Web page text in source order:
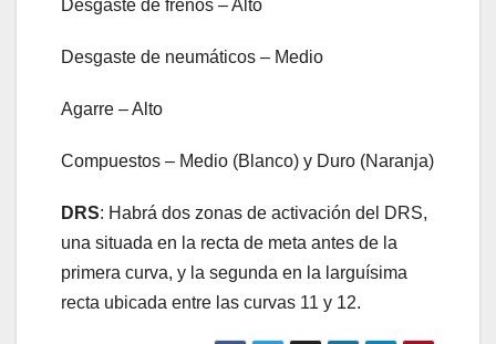
Desgaste de frenos – Alto
Desgaste de neumáticos – Medio
Agarre – Alto
Compuestos – Medio (Blanco) y Duro (Naranja)
DRS: Habrá dos zonas de activación del DRS,
una situada en la recta de meta antes de la
primera curva, y la segunda en la larguísima
recta ubicada entre las curvas 11 y 12.